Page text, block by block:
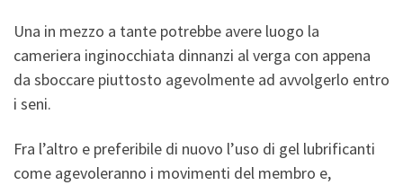
Una in mezzo a tante potrebbe avere luogo la
cameriera inginocchiata dinnanzi al verga con appena
da sboccare piuttosto agevolmente ad avvolgerlo entro
i seni.
Fra l’altro e preferibile di nuovo l’uso di gel lubrificanti
come agevoleranno i movimenti del membro e,